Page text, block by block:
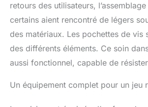
retours des utilisateurs,
certains aient rencontré de légers
des matériaux. Les pochettes de vis
des différents éléments. Ce soin
aussi fonctionnel, capable de
Un équipement complet pour un jeu